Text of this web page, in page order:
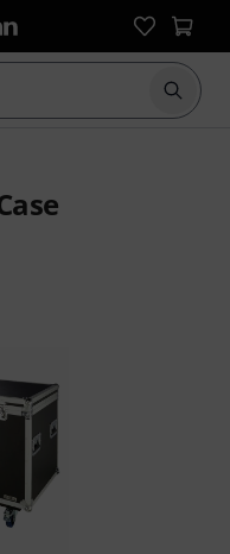
Suche
21 Kundenbewertungen